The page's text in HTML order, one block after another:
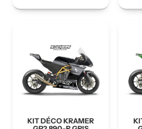
KIT DÉCO KRAMER